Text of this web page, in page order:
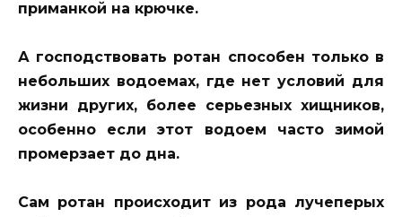
приманкой на крючке.
А господствовать ротан способен только в
небольших водоемах, где нет условий для
жизни других, более серьезных хищников,
особенно если этот водоем часто зимой
промерзает до дна.
Сам ротан происходит из рода лучеперых